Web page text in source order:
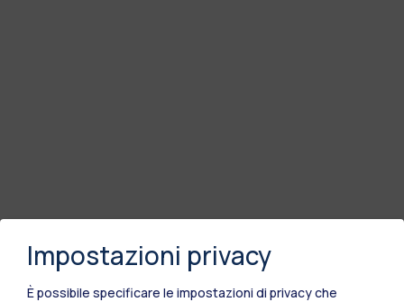
Impostazioni privacy
È possibile specificare le impostazioni di privacy che